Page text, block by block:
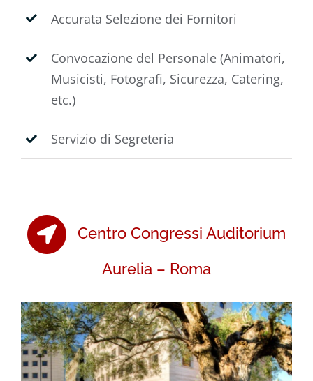
Accurata Selezione dei Fornitori
Convocazione del Personale (Animatori,
Musicisti, Fotografi, Sicurezza, Catering,
etc.)
Servizio di Segreteria
Centro Congressi Auditorium
Aurelia – Roma